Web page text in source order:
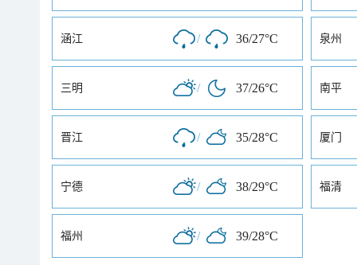
涵江 / 36/27°C 泉州
三明 / 37/26°C 南平
晋江 / 35/28°C 厦门
宁德 / 38/29°C 福清
福州 / 39/28°C